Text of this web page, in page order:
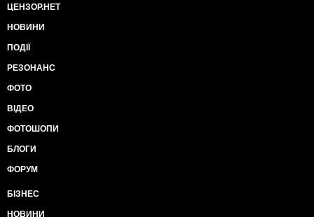
ЦЕНЗОР.НЕТ
НОВИНИ
ПОДІЇ
РЕЗОНАНС
ФОТО
ВІДЕО
ФОТОШОПИ
БЛОГИ
ФОРУМ
БІЗНЕС
НОВИНИ